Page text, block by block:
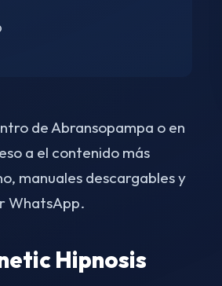
de Abransopampa o en
a el contenido más
manuales descargables y
WhatsApp.
Hipnosis